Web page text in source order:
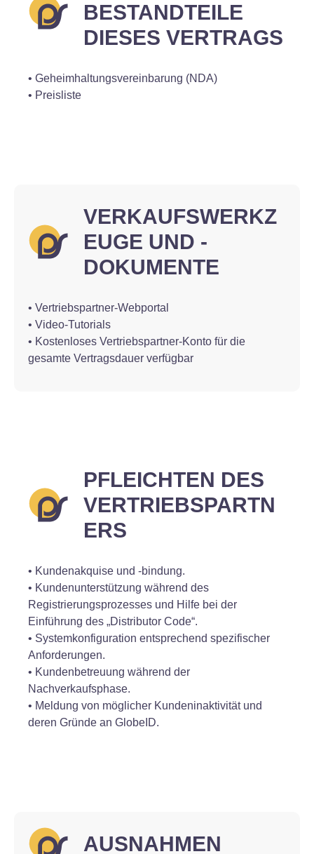
BESTANDTEILE
DIESES VERTRAGS
• Geheimhaltungsvereinbarung (NDA)
• Preisliste
VERKAUFSWERKZ
EUGE UND -
DOKUMENTE
• Vertriebspartner-Webportal
• Video-Tutorials
• Kostenloses Vertriebspartner-Konto für die
gesamte Vertragsdauer verfügbar
PFLEICHTEN DES
VERTRIEBSPARTN
ERS
• Kundenakquise und -bindung.
• Kundenunterstützung während des
Registrierungsprozesses und Hilfe bei der
Einführung des „Distributor Code“.
• Systemkonfiguration entsprechend spezifischer
Anforderungen.
• Kundenbetreuung während der
Nachverkaufsphase.
• Meldung von möglicher Kundeninaktivität und
deren Gründe an GlobeID.
AUSNAHMEN